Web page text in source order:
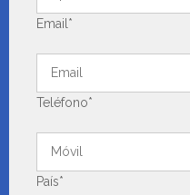
Email*
Teléfono*
País*